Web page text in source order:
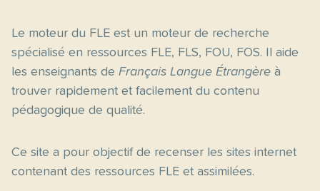
Le moteur du FLE est un moteur de recherche
spécialisé en ressources FLE, FLS, FOU, FOS. Il aide
les enseignants de Français Langue Étrangère à
trouver rapidement et facilement du contenu
pédagogique de qualité.
Ce site a pour objectif de recenser les sites internet
contenant des ressources FLE et assimilées.